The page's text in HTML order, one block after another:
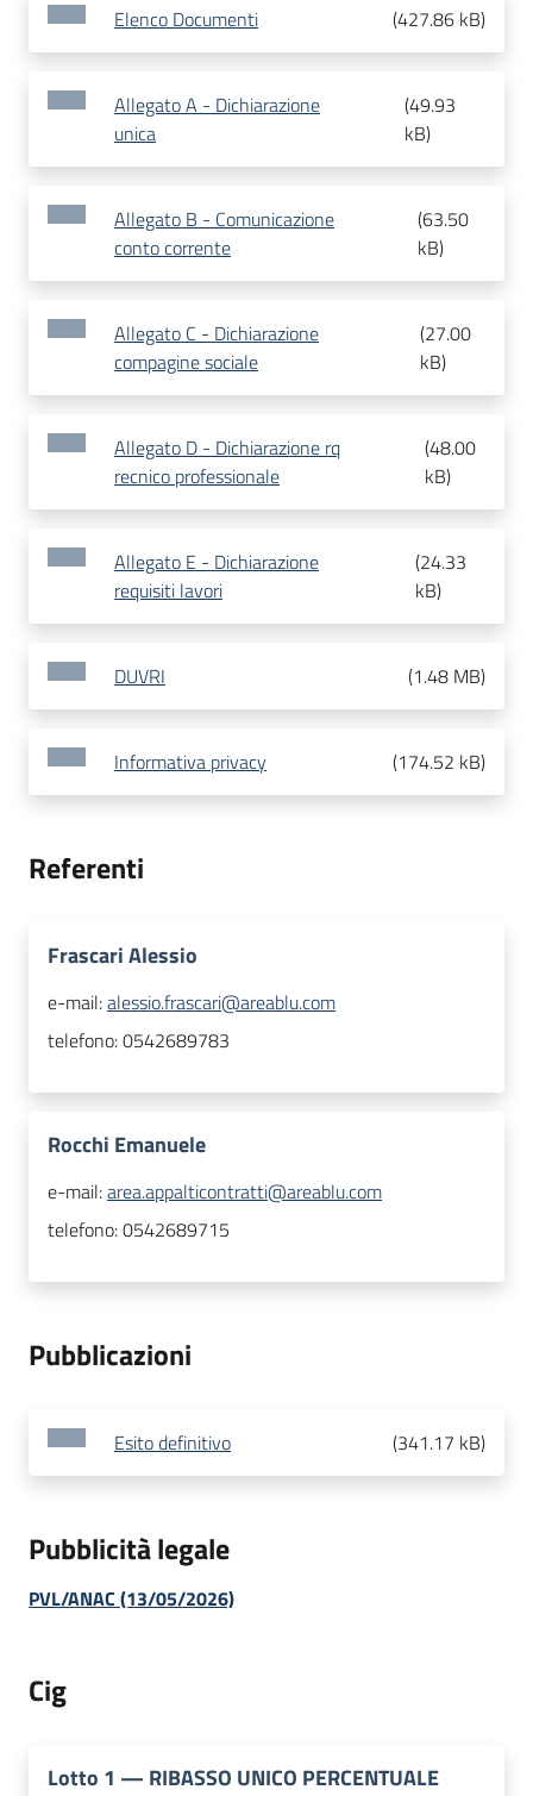
Elenco Documenti (427.86 kB)
Allegato A - Dichiarazione
unica
(49.93
kB)
Allegato B - Comunicazione
conto corrente
(63.50
kB)
Allegato C - Dichiarazione
compagine sociale
(27.00
kB)
Allegato D - Dichiarazione rq
recnico professionale
(48.00
kB)
Allegato E - Dichiarazione
requisiti lavori
(24.33
kB)
DUVRI (1.48 MB)
Informativa privacy (174.52 kB)
Referenti
Frascari Alessio
e-mail:alessio.frascari@areablu.com
telefono:0542689783
Rocchi Emanuele
e-mail:area.appalticontratti@areablu.com
telefono:0542689715
Pubblicazioni
Esito definitivo (341.17 kB)
Pubblicità legale
PVL/ANAC (13/05/2026)
Cig
Lotto 1 — RIBASSO UNICO PERCENTUALE